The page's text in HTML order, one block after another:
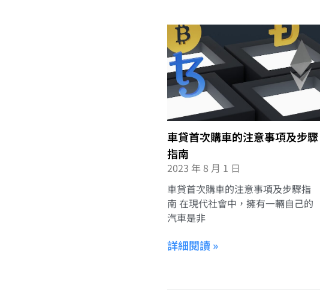
車貸首次購車的注意事項及步驟
指南
2023 年 8 月 1 日
車貸首次購車的注意事項及步驟指
南 在現代社會中，擁有一輛自己的
汽車是非
詳細閱讀 »